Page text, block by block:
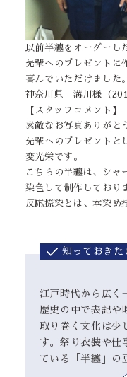
以前半纏をオーダーし
先輩へのプレゼントに
喜んでいただけました。
神奈川県 溝川様（
【スタッフコメント】
素敵なお写真ありがと
先輩へのプレゼントと
変光栄です。
こちらの半纏は、シャ
染色して制作しており
反応捺染とは、本染め
知っておきた
江戸時代から広く
歴史の中で表記や
取り巻く文化は少
す。祭り衣装や仕
ている「半纏」の